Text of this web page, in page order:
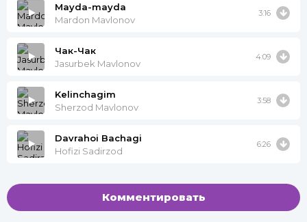
Mayda-mayda
Mardon Mavlonov
3:16
Чак-Чак
Jasurbek Mavlonov
4:09
Kelinchagim
Sherzod Mavlonov
3:58
Davrahoi Bachagi
Hofizi Sadirzod
6:26
Комментировать